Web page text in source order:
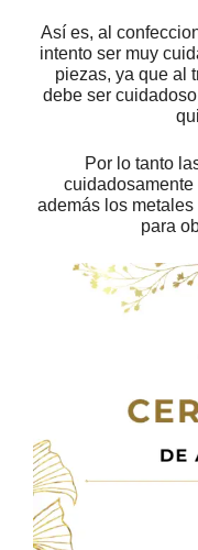
Así es, al
intento ser muy
piezas, ya que al
debe ser
Por lo tanto
además los
para